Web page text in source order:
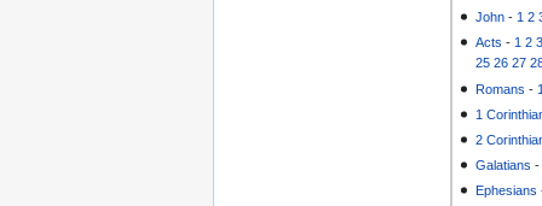
John - 1 2
Acts - 1 2
25 26 27
Romans -
1
2
Galatians
Ephesians